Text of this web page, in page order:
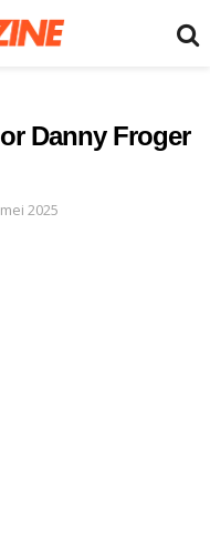
Danny Froger
2025